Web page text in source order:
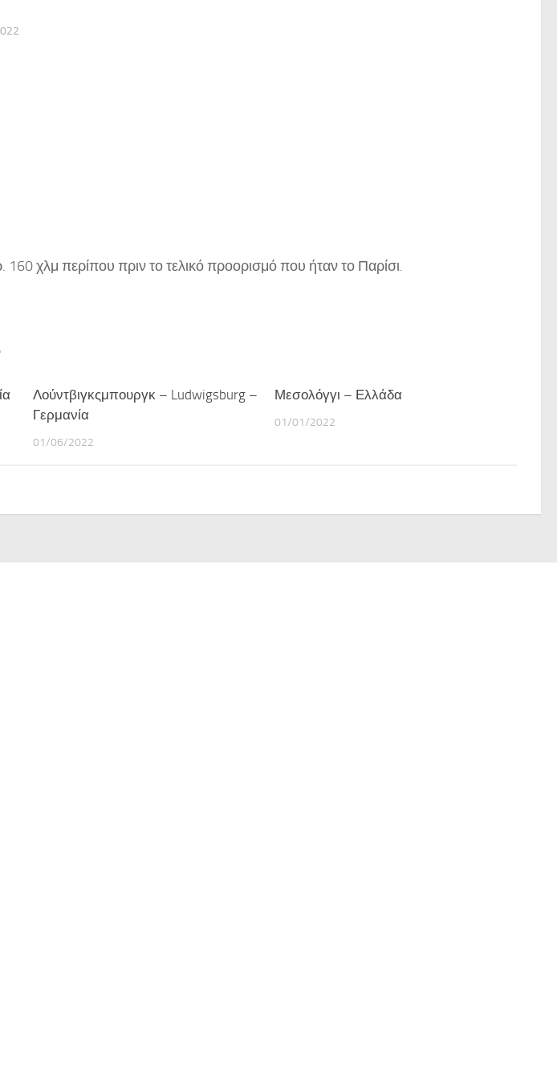
χλμ περίπου πριν το τελικό προορισμό που ήταν το Παρίσι.
Λούντβιγκςμπουργκ – Ludwigsburg –
Γερμανία
01/06/2022
Μεσολόγγι – Ελλάδα
01/01/2022